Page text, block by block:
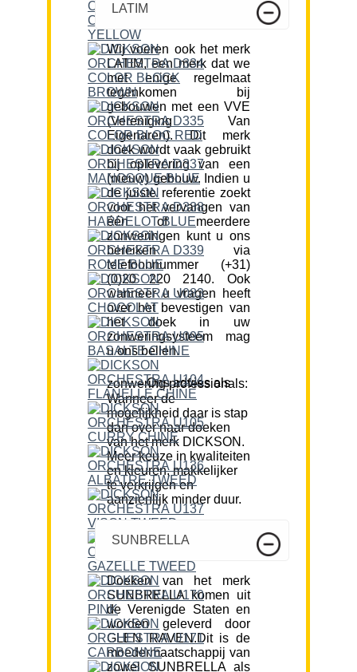
LATIM
Wij voeren ook het merk
LATIM, een merk dat we
met enige regelmaat
tegenkomen bij
gebouwen met een VVE
(Vereniging Van
Eigenaren). Dit merk
doek wordt vaak gebruikt
bij oplevering van een
(nieuw) gebouw. Indien u
de juiste referentie zoekt
voor het vervangen van
één of meerdere
zonweringen kunt u ons
bereiken via
telefoonnummer (+31)
(0)20 220 2140. Ook
wanneer u vragen heeft
over het bevestigen van
het doek in uw
zonweringsysteem mag
u ons bellen.
Ons advies als zonwering professionals:
Wanneer de
mogelijkheid daar is stap
dan over naar doeken
van het merk DICKSON.
Meer keuze in kwaliteiten
en kleuren, makkelijker
te verkrijgen en
aanzienlijk minder duur.
SUNBRELLA
Doeken van het merk
SUNBRELLA komen uit
de Verenigde Staten en
worden geleverd door
GLEN RAVEN.Dit is de
moedermaatschappij van
zowel SUNBRELLA als